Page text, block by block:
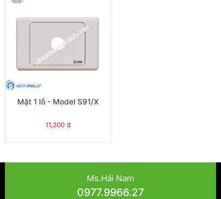
Mặt 1 lỗ - Model S91/X
11,200 đ
Ms.Hải Nam
0977.9966.27